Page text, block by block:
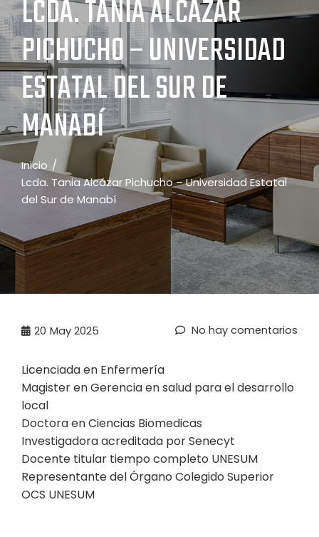
LCDA. TANIA ALCÁZAR
PICHUCHO – UNIVERSIDAD
ESTATAL DEL SUR DE
MANABÍ
Inicio
Lcda. Tania Alcázar Pichucho – Universidad Estatal
del Sur de Manabí
20 May 2025 No hay comentarios
Licenciada en Enfermería
Magister en Gerencia en salud para el desarrollo
local
Doctora en Ciencias Biomedicas
Investigadora acreditada por Senecyt
Docente titular tiempo completo UNESUM
Representante del Órgano Colegido Superior
OCS UNESUM